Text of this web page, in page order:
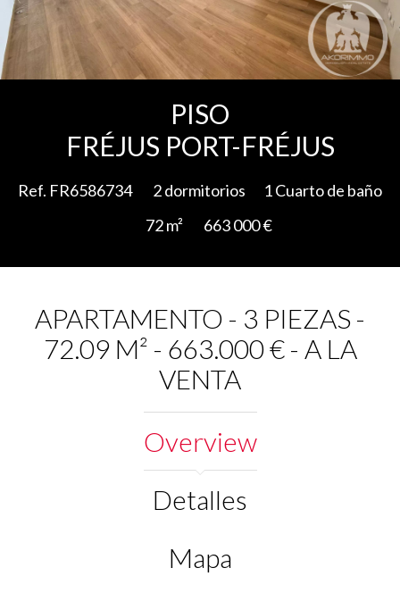
PISO
FRÉJUS PORT-FRÉJUS
Ref. FR6586734 2 dormitorios
1 Cuarto de baño
72 m²
663 000 €
APARTAMENTO - 3 PIEZAS -
72.09 M² - 663.000 € - A LA
VENTA
Overview
Detalles
Mapa